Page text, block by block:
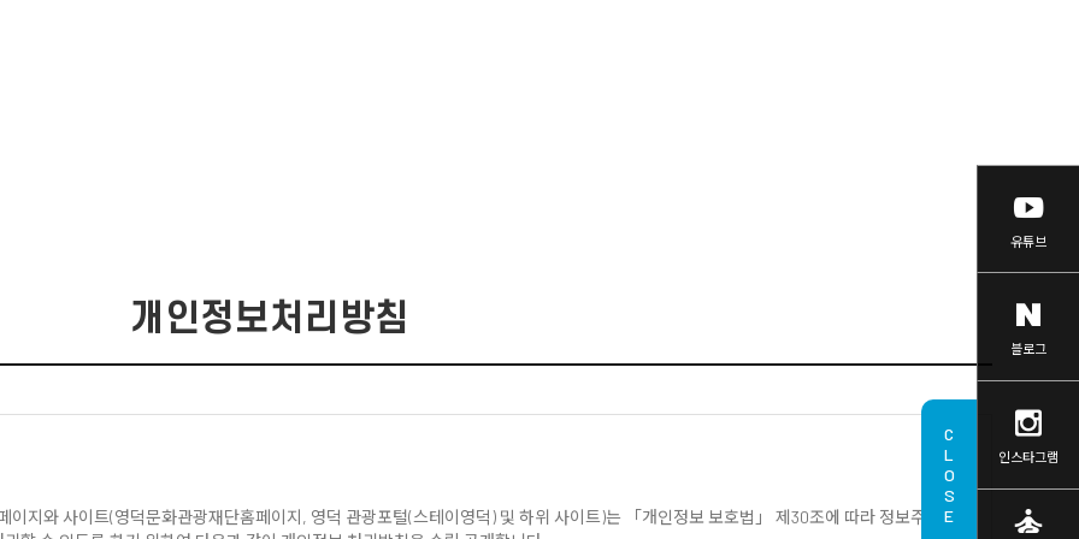
개인정보처리방침
이지와 사이트(영덕문화관광재단홈페이지, 영덕 관광포털(스테이영덕) 및 하위 사이트)는 「개인정보 보호법」 제30조에 따라 정보주체의
유튜브
블로그
인스타그램
self_improvement
CLOSE